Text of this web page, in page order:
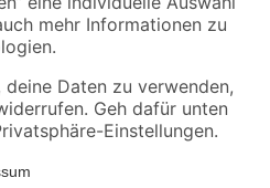
Die dargestellten Angebote sind unter
Die angegebenen Verfügbarkeiten beziehen
nicht für Artikel mit Speditionsversand, hier